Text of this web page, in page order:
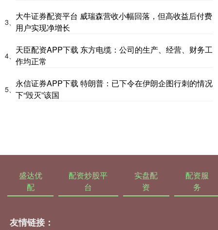
3、
大牛证券配资平台 威瑞森营收小幅回落，但高收益后付费
用户实现净增长
4、
天臣配资APP下载 东方电缆：公司的生产、经营、财务工
作均正常
5、
永信证券APP下载 特朗普：已下令在伊朗企图行刺的情况
下“毁灭”该国
盛达优
配
配资炒股平
台
实盘配
资
配资服
务
友情链接：